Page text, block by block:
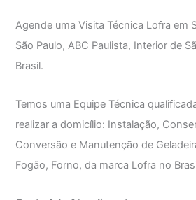
Agende uma Visita Técnica Lofra em
São Paulo, ABC Paulista, Interior de
Brasil.
Temos uma Equipe Técnica
realizar a domicílio: Instalação,
Conversão e Manutenção de
Fogão, Forno, da marca Lofra no